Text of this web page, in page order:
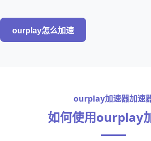
ourplay怎么加速
ourplay加速器加速
如何使用ourplay